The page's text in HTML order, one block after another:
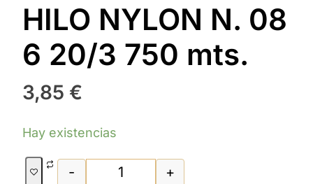
HILO NYLON N. 08
6 20/3 750 mts.
3,85 €
Hay existencias
HILO NYLON N. 08 6 20/3 750 mts.
- +